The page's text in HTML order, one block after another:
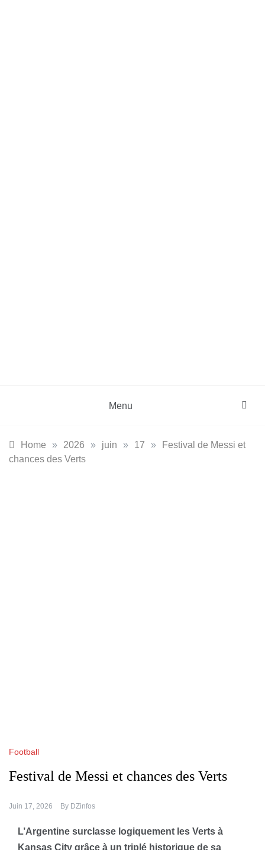
Menu
Home » 2026 » juin » 17 »
Festival de Messi et
chances des Verts
Football
Festival de Messi et chances des Verts
Juin 17, 2026 By DZinfos
L’Argentine surclasse logiquement les Verts à
Kansas City grâce à un triplé historique de sa